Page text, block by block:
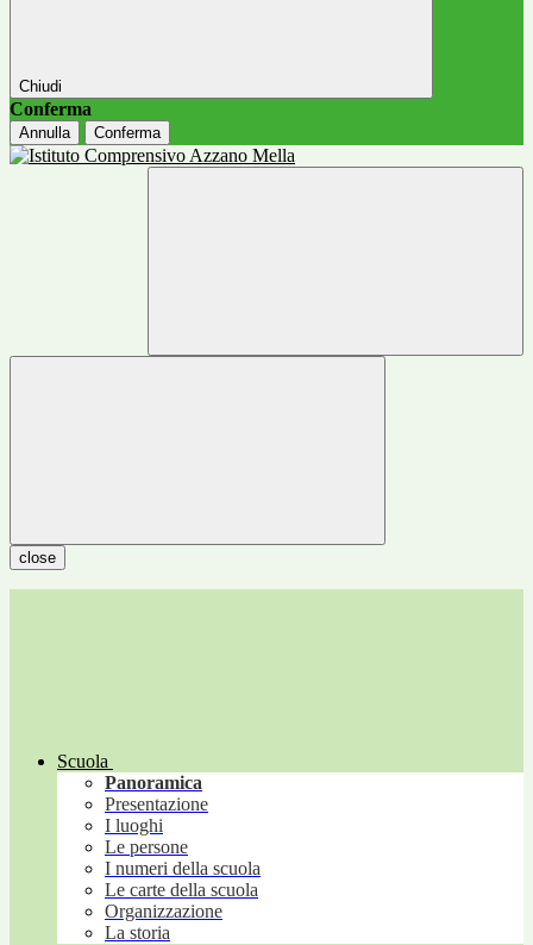
Chiudi
Conferma
Annulla Conferma
close
Scuola
Panoramica
Presentazione
I luoghi
Le persone
I numeri della scuola
Le carte della scuola
Organizzazione
La storia